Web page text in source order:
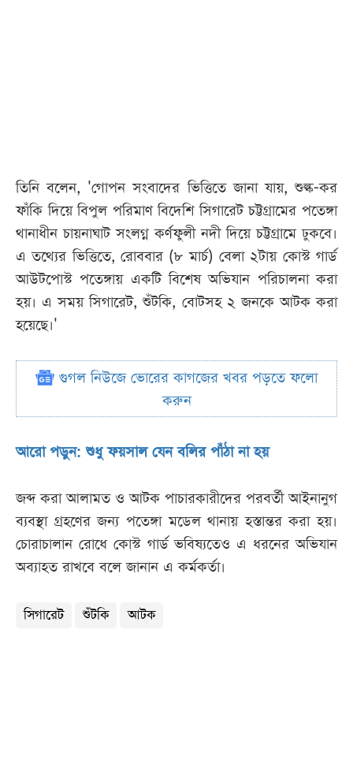
তিনি বলেন, 'গোপন সংবাদের ভিত্তিতে জানা যায়, শুল্ক-কর
ফাঁকি দিয়ে বিপুল পরিমাণ বিদেশি সিগারেট চট্টগ্রামের পতেঙ্গা
থানাধীন চায়নাঘাট সংলগ্ন কর্ণফুলী নদী দিয়ে চট্টগ্রামে ঢুকবে।
এ তথ্যের ভিত্তিতে, রোববার (৮ মার্চ) বেলা ২টায় কোস্ট গার্ড
আউটপোস্ট পতেঙ্গায় একটি বিশেষ অভিযান পরিচালনা করা
হয়। এ সময় সিগারেট, শুঁটকি, বোটসহ ২ জনকে আটক করা
হয়েছে।'
গুগল নিউজে ভোরের কাগজের খবর পড়তে ফলো
করুন
আরো পড়ুন: শুধু ফয়সাল যেন বলির পাঁঠা না হয়
জব্দ করা আলামত ও আটক পাচারকারীদের পরবর্তী আইনানুগ
ব্যবস্থা গ্রহণের জন্য পতেঙ্গা মডেল থানায় হস্তান্তর করা হয়।
চোরাচালান রোধে কোস্ট গার্ড ভবিষ্যতেও এ ধরনের অভিযান
অব্যাহত রাখবে বলে জানান এ কর্মকর্তা।
সিগারেট শুঁটকি আটক